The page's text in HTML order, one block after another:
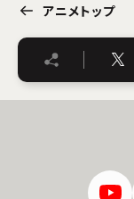
アニメトップ